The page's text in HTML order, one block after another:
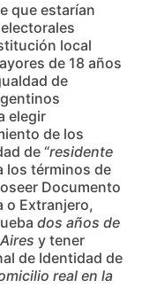
que estarían
local
de 18 años
de
elegir
de los
de “residente
los términos de
Documento
o Extranjero,
dos años de
y tener
de Identidad de
real en la